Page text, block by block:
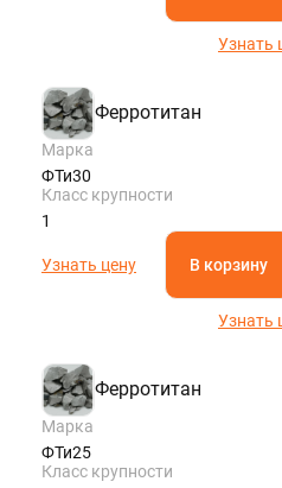
Узнать
Ферротитан
Марка
ФТи30
Класс крупности
1
Узнать цену В корзину
Узнать
Ферротитан
Марка
ФТи25
Класс крупности